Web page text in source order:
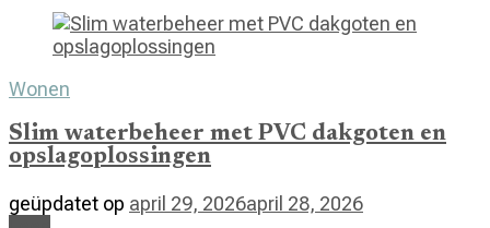
Wonen
Slim waterbeheer met PVC dakgoten en
opslagoplossingen
geüpdatet op april 29, 2026april 28, 2026